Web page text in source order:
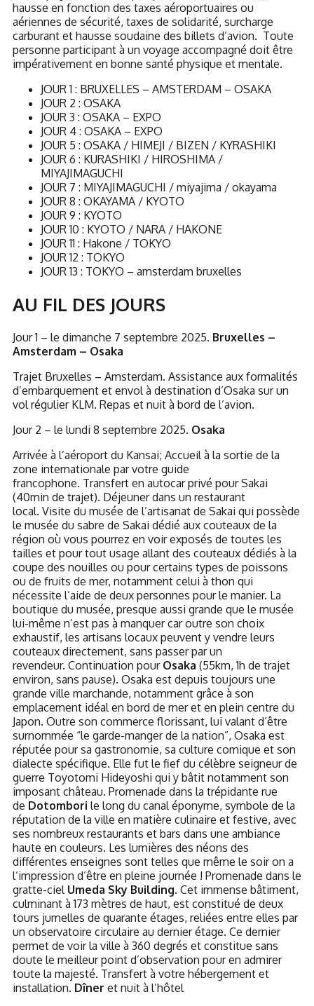
hausse en fonction des taxes aéroportuaires ou
aériennes de sécurité, taxes de solidarité, surcharge
carburant et hausse soudaine des billets d’avion. Toute
personne participant à un voyage accompagné doit être
impérativement en bonne santé physique et mentale.
JOUR 1 : BRUXELLES – AMSTERDAM – OSAKA
JOUR 2 : OSAKA
JOUR 3 : OSAKA – EXPO
JOUR 4 : OSAKA – EXPO
JOUR 5 : OSAKA / HIMEJI / BIZEN / KYRASHIKI
JOUR 6 : KURASHIKI / HIROSHIMA /
MIYAJIMAGUCHI
JOUR 7 : MIYAJIMAGUCHI / miyajima / okayama
JOUR 8 : OKAYAMA / KYOTO
JOUR 9 : KYOTO
JOUR 10 : KYOTO / NARA / HAKONE
JOUR 11 : Hakone / TOKYO
JOUR 12 : TOKYO
JOUR 13 : TOKYO – amsterdam bruxelles
AU FIL DES JOURS
Jour 1 – le dimanche 7 septembre 2025. Bruxelles –
Amsterdam – Osaka
Trajet Bruxelles – Amsterdam. Assistance aux formalités
d’embarquement et envol à destination d’Osaka sur un
vol régulier KLM. Repas et nuit à bord de l’avion.
Jour 2 – le lundi 8 septembre 2025. Osaka
Arrivée à l’aéroport du Kansai; Accueil à la sortie de la
zone internationale par votre guide
francophone. Transfert en autocar privé pour Sakai
(40min de trajet). Déjeuner dans un restaurant
local. Visite du musée de l’artisanat de Sakai qui possède
le musée du sabre de Sakai dédié aux couteaux de la
région où vous pourrez en voir exposés de toutes les
tailles et pour tout usage allant des couteaux dédiés à la
coupe des nouilles ou pour certains types de poissons
ou de fruits de mer, notamment celui à thon qui
nécessite l’aide de deux personnes pour le manier. La
boutique du musée, presque aussi grande que le musée
lui-même n’est pas à manquer car outre son choix
exhaustif, les artisans locaux peuvent y vendre leurs
couteaux directement, sans passer par un
revendeur. Continuation pour Osaka (55km, 1h de trajet
environ, sans pause). Osaka est depuis toujours une
grande ville marchande, notamment grâce à son
emplacement idéal en bord de mer et en plein centre du
Japon. Outre son commerce florissant, lui valant d’être
surnommée “le garde-manger de la nation”, Osaka est
réputée pour sa gastronomie, sa culture comique et son
dialecte spécifique. Elle fut le fief du célèbre seigneur de
guerre Toyotomi Hideyoshi qui y bâtit notamment son
imposant château. Promenade dans la trépidante rue
de Dotombori le long du canal éponyme, symbole de la
réputation de la ville en matière culinaire et festive, avec
ses nombreux restaurants et bars dans une ambiance
haute en couleurs. Les lumières des néons des
différentes enseignes sont telles que même le soir on a
l’impression d’être en pleine journée ! Promenade dans le
gratte-ciel Umeda Sky Building. Cet immense bâtiment,
culminant à 173 mètres de haut, est constitué de deux
tours jumelles de quarante étages, reliées entre elles par
un observatoire circulaire au dernier étage. Ce dernier
permet de voir la ville à 360 degrés et constitue sans
doute le meilleur point d’observation pour en admirer
toute la majesté. Transfert à votre hébergement et
installation. Dîner et nuit à l’hôtel